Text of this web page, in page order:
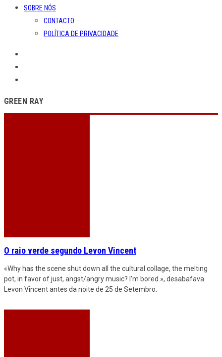
SOBRE NÓS
CONTACTO
POLÍTICA DE PRIVACIDADE
GREEN RAY
O raio verde segundo Levon Vincent
«Why has the scene shut down all the cultural collage, the melting
pot, in favor of just, angst/angry music? I’m bored.», desabafava
Levon Vincent antes da noite de 25 de Setembro.